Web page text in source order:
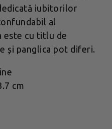
iubitorilor
al
este cu titlu de
și panglica pot diferi.
cm